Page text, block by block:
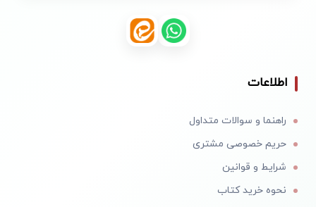
اطلاعات
راهنما و سوالات متداول
حریم خصوصی مشتری
شرایط و قوانین
نحوه خرید کتاب